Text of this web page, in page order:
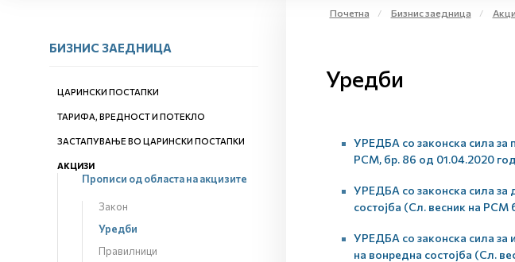
БИЗНИС ЗАЕДНИЦА
ЦАРИНСКИ ПОСТАПКИ
ТАРИФА, ВРЕДНОСТ И ПОТЕКЛО
ЗАСТАПУВАЊЕ ВО ЦАРИНСКИ ПОСТАПКИ
АКЦИЗИ
Прописи од областа на акцизите
Закон
Уредби
Правилници
Почетна Бизнис заедница
Уредби
УРЕДБА со законска сила за
РСМ, бр. 86 од 01.04.2020
УРЕДБА со законска сила за
состојба (Сл. весник на РСМ
УРЕДБА со законска сила за
на вонредна состојба (Сл.